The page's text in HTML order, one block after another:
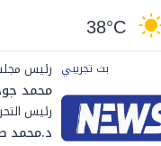
38°C
رئيس
محمد
رئيس
د.محمد